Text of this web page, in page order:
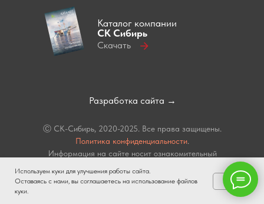
Используем куки для улучшения работы сайта.
Оставаясь с нами, вы соглашаетесь на использование файлов
куки.
OK
Ⓒ СК-Сибирь, 2020-2025. Все права защищены.
Политика конфиденциальности.
Информация на сайте носит ознакомительный
характер и не является публичной офертой,
определяемой положениями статьи 437 п.2
Каталог компании
СК Сибирь
Скачать
Разработка сайта →